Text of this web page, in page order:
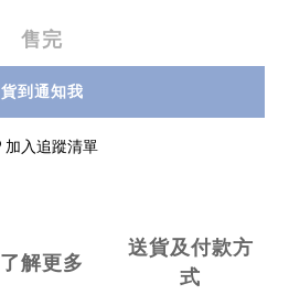
售完
貨到通知我
加入追蹤清單
了解更多
送貨及付款方
式